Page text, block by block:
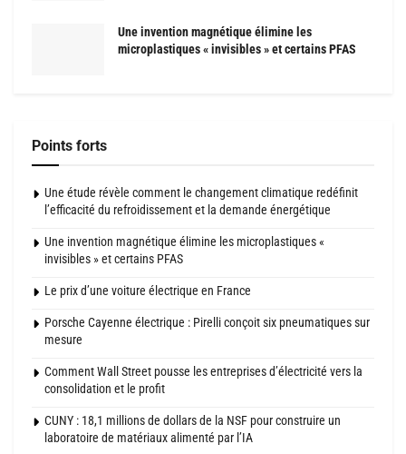
Une invention magnétique élimine les
microplastiques « invisibles » et certains PFAS
Points forts
Une étude révèle comment le changement climatique redéfinit
l’efficacité du refroidissement et la demande énergétique
Une invention magnétique élimine les microplastiques «
invisibles » et certains PFAS
Le prix d’une voiture électrique en France
Porsche Cayenne électrique : Pirelli conçoit six pneumatiques sur
mesure
Comment Wall Street pousse les entreprises d’électricité vers la
consolidation et le profit
CUNY : 18,1 millions de dollars de la NSF pour construire un
laboratoire de matériaux alimenté par l’IA